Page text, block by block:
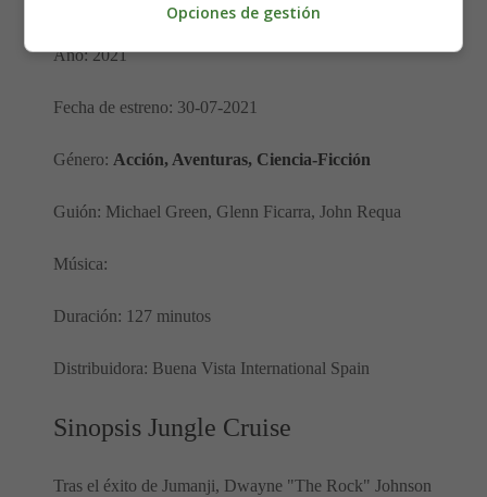
Año: 2021
Fecha de estreno: 30-07-2021
Género: Acción, Aventuras, Ciencia-Ficción
Guión: Michael Green, Glenn Ficarra, John Requa
Música:
Duración: 127 minutos
Distribuidora: Buena Vista International Spain
Sinopsis Jungle Cruise
Tras el éxito de Jumanji, Dwayne "The Rock" Johnson
Opciones de gestión